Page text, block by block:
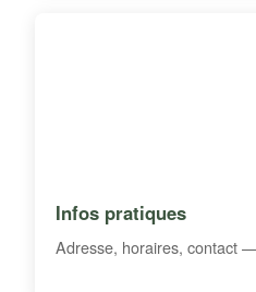
Infos pratiques
Adresse, horaires, contact